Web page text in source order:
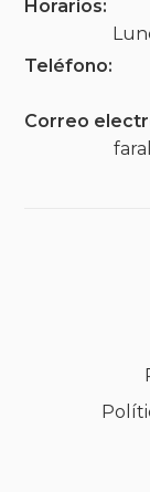
Horarios:
Teléfono:
Correo